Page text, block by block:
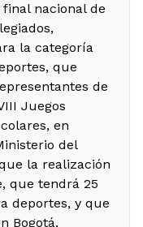
nacional de
la categoría
que
de
Juegos
en
del
la realización
que tendrá 25
deportes, y que
Bogotá,